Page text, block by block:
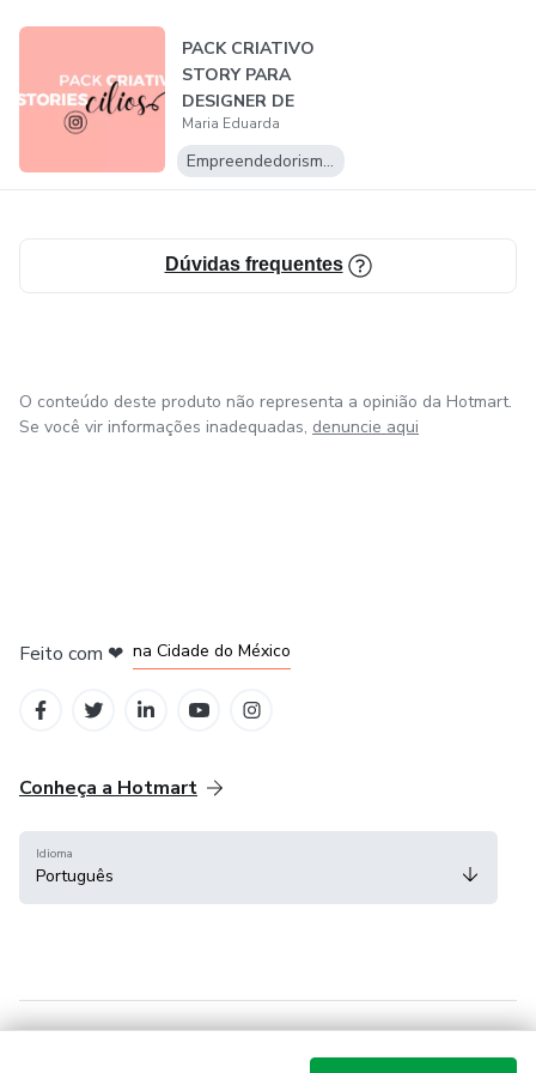
Sim! Você pode utilizar tanto pelo celular quanto pelo
computador.
E se eu tiver alguma dúvida?
entrar em contato com o nosso suporte por email ou
WhatsApp.
PACK CRIATIVO
STORY PARA
DESIGNER DE
CILIOS
Maria Eduarda
Empreendedorismo Digital
Dúvidas frequentes
O conteúdo deste produto não representa a opinião da Hotmart.
Se você vir informações inadequadas, denuncie aqui
Feito com ❤ na Cidade do México
Conheça a Hotmart
Idioma
Português